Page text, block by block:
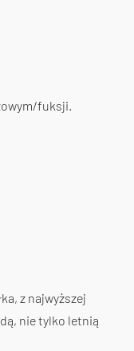
fuksji.
z najwyższej
nie tylko letnią